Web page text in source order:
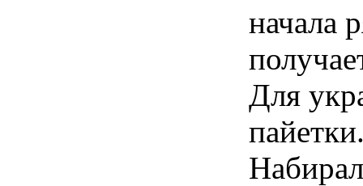
начала
Для